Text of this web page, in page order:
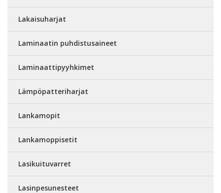
Lakaisuharjat
Laminaatin puhdistusaineet
Laminaattipyyhkimet
Lämpöpatteriharjat
Lankamopit
Lankamoppisetit
Lasikuituvarret
Lasinpesunesteet